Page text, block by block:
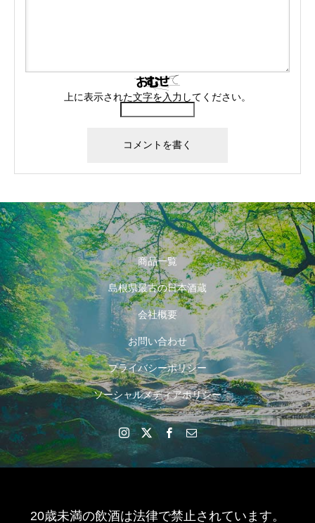
上に表示された文字を入力してください。
商品一覧
島根県最古の日本酒蔵
会社概要
お問い合わせ
プライバシーポリシー
ソーシャルメディアポリシー
20歳未満の飲酒は法律で禁止されています。